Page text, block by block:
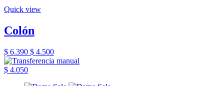
Quick view
Colón
$ 6.390 $ 4.500
$ 4.050